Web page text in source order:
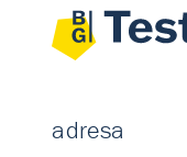
adresa